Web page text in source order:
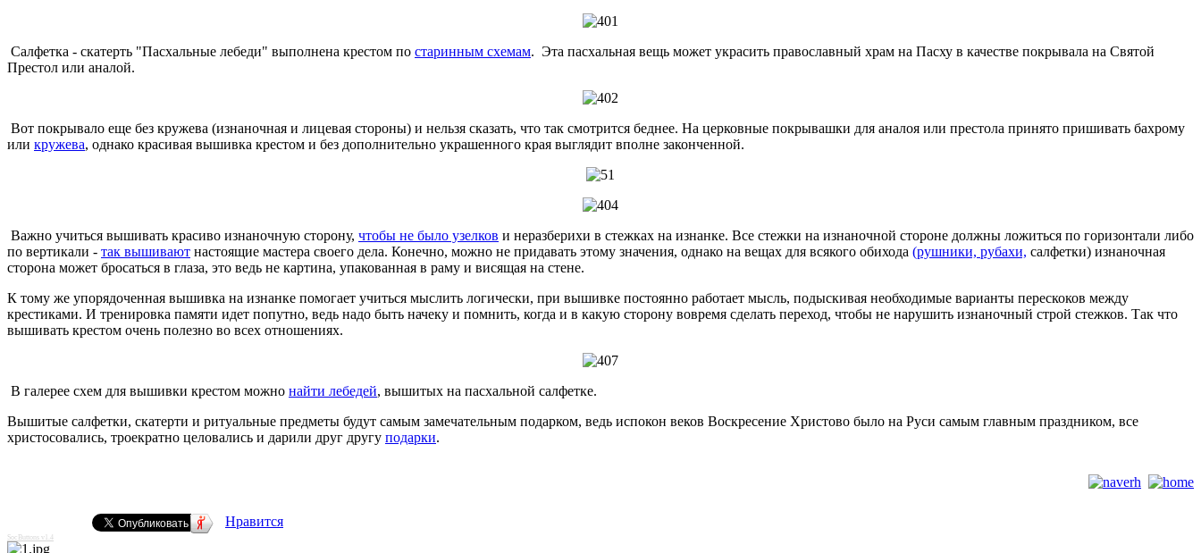
Салфетка - скатерть "Пасхальные лебеди" выполнена крестом по старинным схемам. Эта пасхальная вещь может украсить православный храм на Пасху в качестве покрывала на Святой
Престол или аналой.
Вот покрывало еще без кружева (изнаночная и лицевая стороны) и нельзя сказать, что так смотрится беднее. На церковные покрывашки для аналоя или престола принято пришивать бахрому
или кружева, однако красивая вышивка крестом и без дополнительно украшенного края выглядит вполне законченной.
Важно учиться вышивать красиво изнаночную сторону, чтобы не было узелков и неразберихи в стежках на изнанке. Все стежки на изнаночной стороне должны ложиться по горизонтали либо
по вертикали - так вышивают настоящие мастера своего дела. Конечно, можно не придавать этому значения, однако на вещах для всякого обихода (рушники, рубахи, салфетки) изнаночная
сторона может бросаться в глаза, это ведь не картина, упакованная в раму и висящая на стене.
К тому же упорядоченная вышивка на изнанке помогает учиться мыслить логически, при вышивке постоянно работает мысль, подыскивая необходимые варианты перескоков между
крестиками. И тренировка памяти идет попутно, ведь надо быть начеку и помнить, когда и в какую сторону вовремя сделать переход, чтобы не нарушить изнаночный строй стежков. Так что
вышивать крестом очень полезно во всех отношениях.
В галерее схем для вышивки крестом можно найти лебедей, вышитых на пасхальной салфетке.
Вышитые салфетки, скатерти и ритуальные предметы будут самым замечательным подарком, ведь испокон веков Воскресение Христово было на Руси самым главным праздником, все
христосовались, троекратно целовались и дарили друг другу подарки.
Нравится
SocButtons v1.4